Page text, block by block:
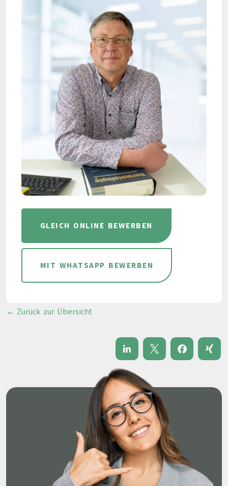
GLEICH ONLINE BEWERBEN
MIT WHATSAPP BEWERBEN
← Zurück zur Übersicht